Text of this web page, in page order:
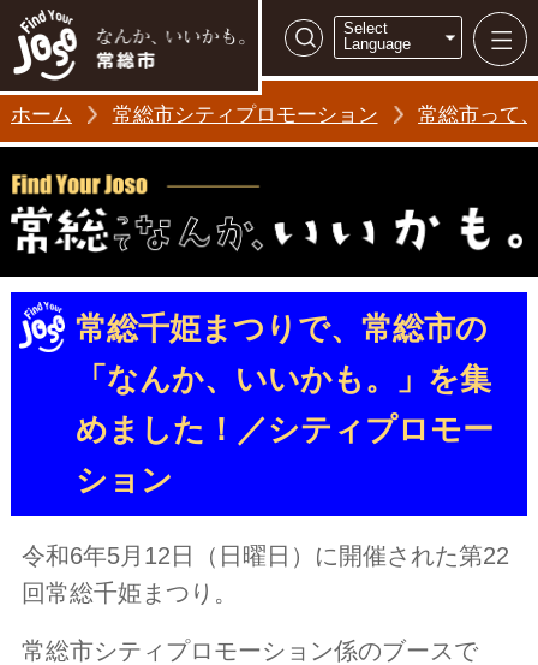
常総市シテ
検索
Select
Language
ホーム 常総市シティプロモーション 常総市って
常総千姫まつりで、常総市の
「なんか、いいかも。」を集
めました！／シティプロモー
ション
令和6年5月12日（日曜日）に開催された第22
回常総千姫まつり。
常総市シティプロモーション係のブースで